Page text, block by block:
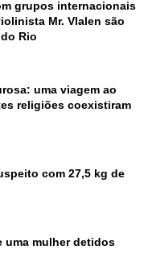
grupos internacionais
Mr. Vlalen são
Rio
uma viagem ao
religiões coexistiram
com 27,5 kg de
uma mulher detidos